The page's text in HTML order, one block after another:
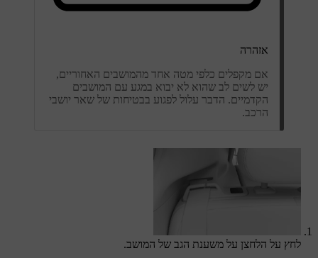
אזהרה
אם מקפלים כלפי מטה אחד מהמושבים האחוריים,
יש לשים לב שהוא לא יבוא במגע עם המושבים
הקדמיים. הדבר עלול לפגוע בבטיחות של שאר יושבי
הרכב.
לחץ על הלחצן על משענת הגב של המושב.